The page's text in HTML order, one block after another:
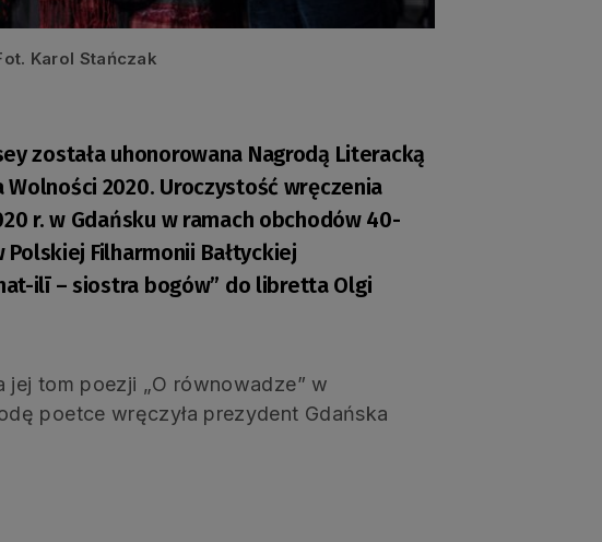
Karol Stańczak
została uhonorowana Nagrodą Literacką
2020. Uroczystość wręczenia
r. w Gdańsku w ramach obchodów 40-
Filharmonii Bałtyckiej
ilī – siostra bogów” do libretta Olgi
jej tom poezji „O równowadze” w
poetce wręczyła prezydent Gdańska